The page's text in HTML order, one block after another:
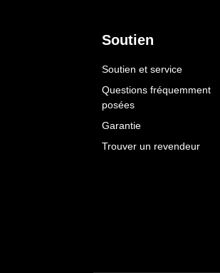
Soutien
Soutien et service
Questions fréquemment
posées
Garantie
Trouver un revendeur